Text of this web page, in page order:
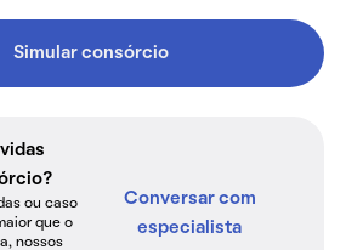
Simular consórcio
ou caso
que o
nossos
Conversar com
especialista